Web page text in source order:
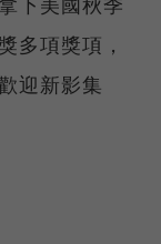
多項獎項，
迎新影集